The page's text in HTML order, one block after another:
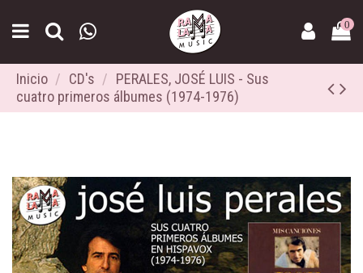
0
Inicio CD's
PERALES, JOSÉ LUIS - Sus
cuatro primeros álbumes (1974-1976)